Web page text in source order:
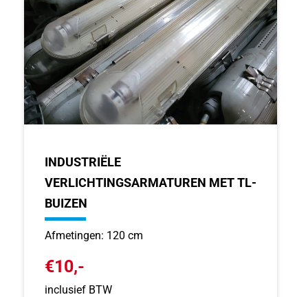
INDUSTRIËLE
VERLICHTINGSARMATUREN MET TL-
BUIZEN
Afmetingen: 120 cm
€10,-
inclusief BTW